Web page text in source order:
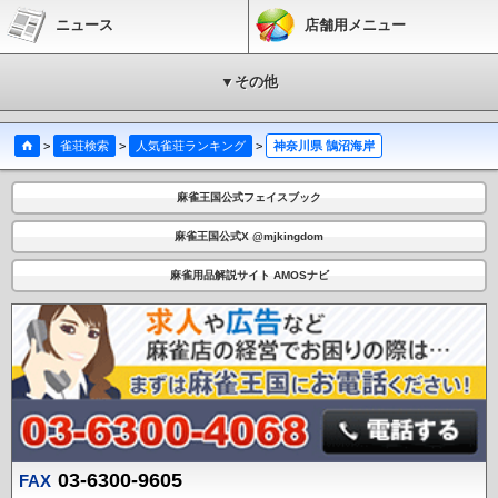
ニュース 店舗用メニュー
▼その他
> 雀荘検索 > 人気雀荘ランキング > 神奈川県 鵠沼海岸
麻雀王国公式フェイスブック
麻雀王国公式X @mjkingdom
麻雀用品解説サイト AMOSナビ
FAX 03-6300-9605